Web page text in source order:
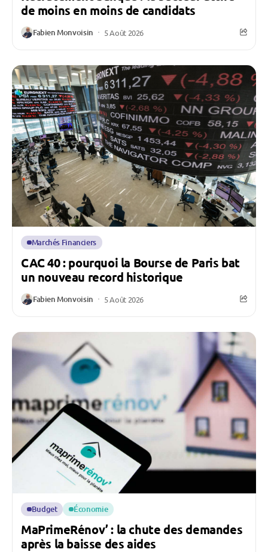
de moins en moins de candidats
Fabien Monvoisin 5 Août 2026
Marchés Financiers
CAC 40 : pourquoi la Bourse de Paris bat
un nouveau record historique
Fabien Monvoisin 5 Août 2026
Budget Économie
MaPrimeRénov’ : la chute des demandes
après la baisse des aides